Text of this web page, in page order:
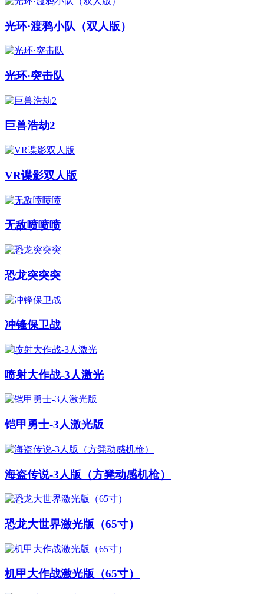
光环·渡鸦小队（双人版）
光环·突击队
巨兽浩劫2
VR谍影双人版
无敌喷喷喷
恐龙突突突
冲锋保卫战
喷射大作战-3人激光
铠甲勇士-3人激光版
海盗传说-3人版（方凳动感机枪）
恐龙大世界激光版（65寸）
机甲大作战激光版（65寸）